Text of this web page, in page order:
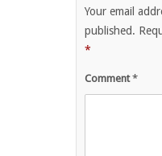
Your email
published.
*
Comment*